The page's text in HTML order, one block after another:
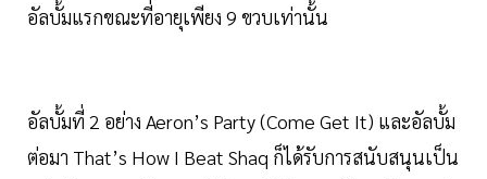
อัลบั้มแรกขณะที่อายุเพียง 9 ขวบเท่านั้น
อัลบั้มที่ 2 อย่าง Aeron’s Party (Come Get It) และอัลบั้ม
ต่อมา That’s How I Beat Shaq ก็ได้รับการสนับสนุนเป็น